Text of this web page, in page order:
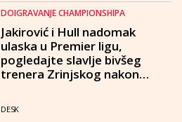
DOIGRAVANJE CHAMPIONSHIPA
Jakirović i Hull nadomak
ulaska u Premier ligu,
pogledajte slavlje bivšeg
trenera Zrinjskog nakon
DESK